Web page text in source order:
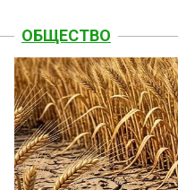
ОБЩЕСТВО